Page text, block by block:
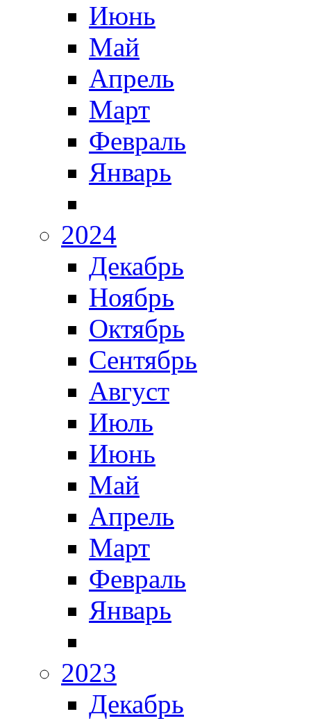
Июнь
Май
Апрель
Март
Февраль
Январь
2024
Декабрь
Ноябрь
Октябрь
Сентябрь
Август
Июль
Июнь
Май
Апрель
Март
Февраль
Январь
2023
Декабрь